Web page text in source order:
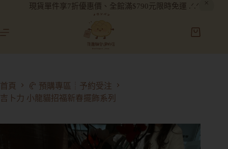
現貨單件享7折優惠價、全館滿$790元限時免運 .ᐟ.ᐟ
首頁
🥐 預購專區┊予約受注
吉卜力 小龍貓招福新春擺飾系列